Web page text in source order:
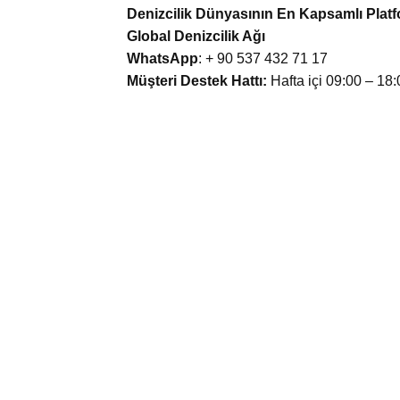
Denizcilik Dünyasının En Kapsamlı
Global Denizcilik Ağı
WhatsApp: + 90 537 432 71 17
Müşteri Destek Hattı: Hafta içi 09:00 –